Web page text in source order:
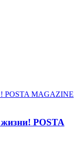
жизни! POSTA